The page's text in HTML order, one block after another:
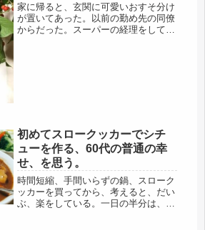
家に帰ると、玄関に可愛いおすそ分け
が置いてあった。以前の勤め先の同僚
からだった。スーパーの経理をしてい
初めてスロークッカーでシチ
ューを作る、60代の普通の幸
せ、を思う。
時間短縮、手間いらずの鍋、スローク
ッカーを買ってから、考えると、だい
ぶ、楽をしている。一日の半分は、家